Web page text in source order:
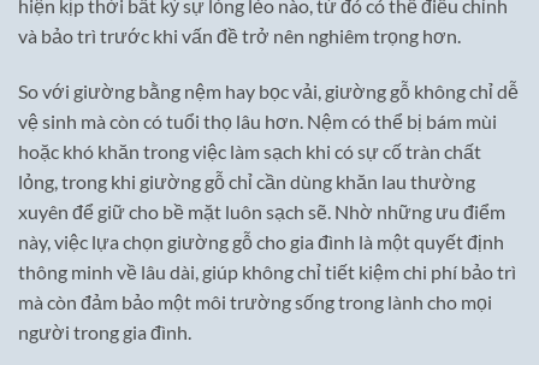
hiện kịp thời bất kỳ sự lỏng lẻo nào, từ đó có thể điều chỉnh
và bảo trì trước khi vấn đề trở nên nghiêm trọng hơn.
So với giường bằng nệm hay bọc vải, giường gỗ không chỉ dễ
vệ sinh mà còn có tuổi thọ lâu hơn. Nệm có thể bị bám mùi
hoặc khó khăn trong việc làm sạch khi có sự cố tràn chất
lỏng, trong khi giường gỗ chỉ cần dùng khăn lau thường
xuyên để giữ cho bề mặt luôn sạch sẽ. Nhờ những ưu điểm
này, việc lựa chọn giường gỗ cho gia đình là một quyết định
thông minh về lâu dài, giúp không chỉ tiết kiệm chi phí bảo trì
mà còn đảm bảo một môi trường sống trong lành cho mọi
người trong gia đình.